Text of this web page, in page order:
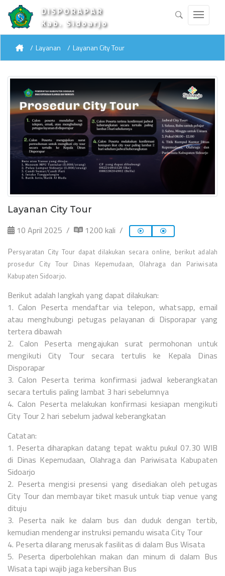
DISPORAPAR
Kab. Sidoarjo
Layanan Layanan City Tour
Layanan City Tour
10 April 2025
1200 kali
Persyaratan City Tour dapat dilakukan secara online, berikut adalah
prosedur City Tour Dinas Kepemudaan, Olahraga dan Pariwisata
Kabupaten Sidoarjo.
Berikut adalah langkah yang dapat dilakukan:
1. Calon Peserta mendaftar via telepon, whatsapp, email
atau menghubungi petugas pelayanan di Disporapar yang
tertera dibawah
2. Calon Peserta mengajukan surat permohonan untuk
mengikuti City Tour secara tertulis ke Kepala Dinas
Disporapar
3. Calon Peserta terima konfirmasi jadwal keberangkatan
secara tertulis paling lambat 3 hari sebelumnya
4. Calon Peserta melakukan konfirmasi kesiapan mengikuti
City Tour 2 hari sebelum jadwal keberangkatan
Catatan:
1. Peserta diharapkan datang tepat waktu pukul 07.30 WIB
di Dinas Kepemudaan, Olahraga dan Pariwisata Kabupaten
Sidoarjo
2. Peserta mengisi presensi yang disediakan oleh petugas
City Tour dan membayar tiket masuk untuk tiap venue yang
dituju
3. Peserta naik ke dalam bus dan duduk dengan tertib,
kemudian mendengar instruksi pemandu wisata City Tour
4. Peserta dilarang merusak fasilitas di dalam Bus Wisata
5. Peserta diperbolehkan makan dan minum di dalam Bus
Wisata tapi wajib jaga kebersihan Bus